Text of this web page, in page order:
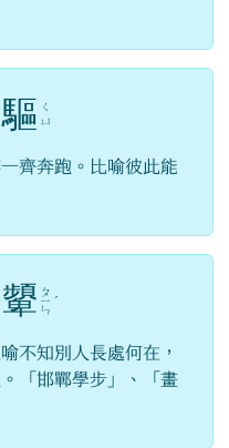
驅 ㄑ
ㄩ
齊奔跑。比喻彼此能
顰 ㄆ
ㄧ
ㄣ
ˊ
不知別人長處何在，
「邯鄲學步」、「畫